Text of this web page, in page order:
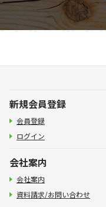
新規会員登録
会員登録
ログイン
会社案内
会社案内
資料請求/お問い合わせ